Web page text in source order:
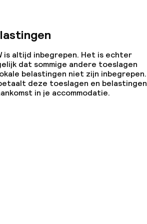
is altijd inbegrepen. Het is echter
dat sommige andere toeslagen
belastingen niet zijn inbegrepen.
deze toeslagen en belastingen
in je accommodatie.